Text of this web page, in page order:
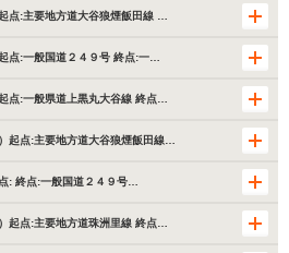
点:主要地方道大谷狼煙飯田線 …
点:一般国道２４９号 終点:一…
点:一般県道上黒丸大谷線 終点…
起点:主要地方道大谷狼煙飯田線…
: 終点:一般国道２４９号…
起点:主要地方道珠洲里線 終点…